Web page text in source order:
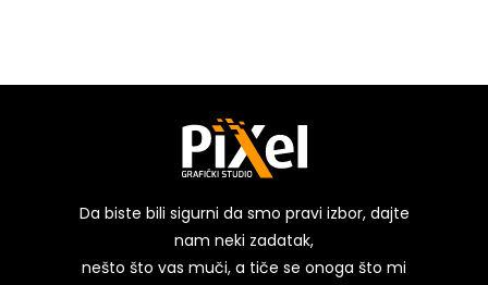
Da biste bili sigurni da smo pravi izbor, dajte
nam neki zadatak,
nešto što vas muči, a tiče se onoga što mi